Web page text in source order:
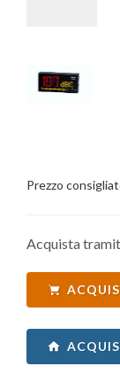
Prezzo
Acquista